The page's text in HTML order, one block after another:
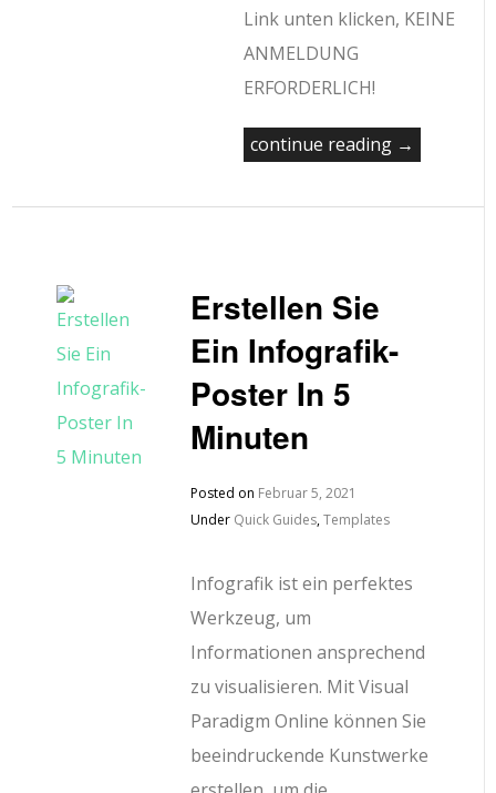
Link unten klicken, KEINE
ANMELDUNG
ERFORDERLICH!
continue reading →
Erstellen Sie
Ein Infografik-
Poster In 5
Minuten
Posted on Februar 5, 2021
Under Quick Guides,Templates
Infografik ist ein perfektes
Werkzeug, um
Informationen ansprechend
zu visualisieren. Mit Visual
Paradigm Online können Sie
beeindruckende Kunstwerke